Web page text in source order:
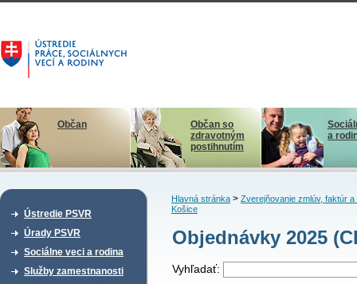
Občan
Občan so
zdravotným
postihnutím
a
Ústredie PSVR
Úrady PSVR
Sociálne veci a rodina
Služby zamestnanosti
Hlavná stránka> Zverejňovanie zmlúv, faktúr a
Košice
Objednávky 2025
Vyhľadať: